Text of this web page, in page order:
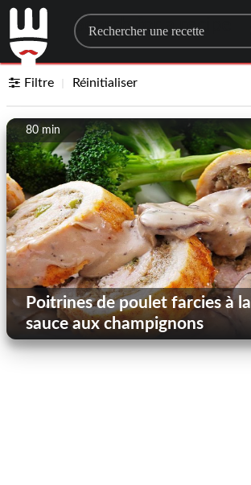
Search for a recipe
Filtre Réinitialiser
80 min
Poitrines de poulet farcies à la
sauce aux champignons